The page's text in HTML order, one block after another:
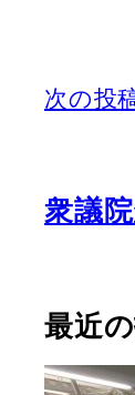
次の投
衆議
最近